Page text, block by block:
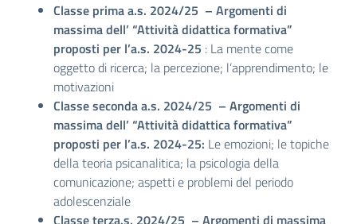
Classe prima a.s. 2024/25 – Argomenti di
massima dell’ “Attività didattica formativa”
proposti per l’a.s. 2024-25 : La mente come
oggetto di ricerca; la percezione; l’apprendimento; le
motivazioni
Classe seconda a.s. 2024/25 – Argomenti di
massima dell’ “Attività didattica formativa”
proposti per l’a.s. 2024-25: Le emozioni; le topiche
della teoria psicanalitica; la psicologia della
comunicazione; aspetti e problemi del periodo
adolescenziale
Classe terza.s. 2024/25 – Argomenti di massima